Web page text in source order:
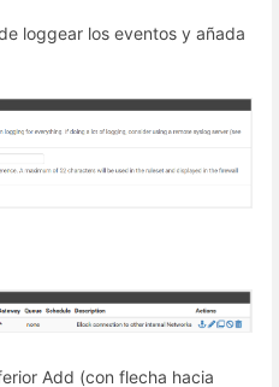
loggear los eventos y añada
Add (con flecha hacia